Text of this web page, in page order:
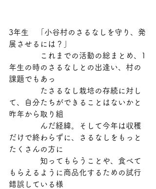
3年生　「小谷村のさるなしを守り、発
展させるには？」
これまでの活動の総まとめ、1
年生の時のさるなしとの出逢い、村の
課題でもあっ
たさるなし栽培の存続に対し
て、自分たちができることはないかと
昨年から取り組
んだ経緯。そして今年は収穫
だけで終わらずに、さるなしをもっと
たくさんの方に
知ってもらうことや、食べて
もらえるように商品化するための試行
錯誤している様